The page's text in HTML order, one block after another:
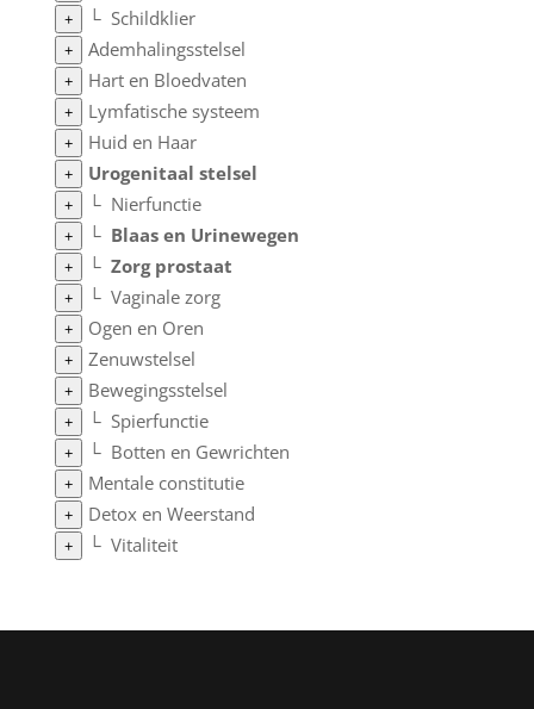
+ └ Schildklier
+ Ademhalingsstelsel
+ Hart en Bloedvaten
+ Lymfatische systeem
+ Huid en Haar
+ Urogenitaal stelsel
+ └ Nierfunctie
+ └ Blaas en Urinewegen
+ └ Zorg prostaat
+ └ Vaginale zorg
+ Ogen en Oren
+ Zenuwstelsel
+ Bewegingsstelsel
+ └ Spierfunctie
+ └ Botten en Gewrichten
+ Mentale constitutie
+ Detox en Weerstand
+ └ Vitaliteit